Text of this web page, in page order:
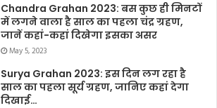
Chandra Grahan 2023: बस कुछ ही मिनटों
में लगने वाला है साल का पहला चंद्र ग्रहण,
जानें कहां-कहां दिखेगा इसका असर
May 5, 2023
Surya Grahan 2023: इस दिन लग रहा है
साल का पहला सूर्य ग्रहण, जानिए कहां देगा
दिखाई…